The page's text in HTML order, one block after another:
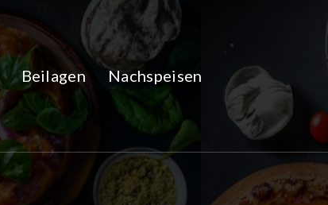
Beilagen Nachspeisen